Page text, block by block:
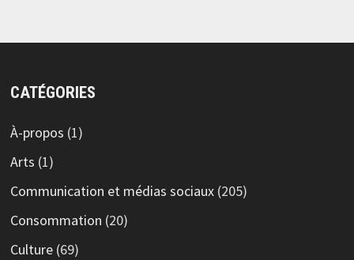
CATÉGORIES
À-propos (1)
Arts (1)
Communication et médias sociaux(205)
Consommation (20)
Culture(69)